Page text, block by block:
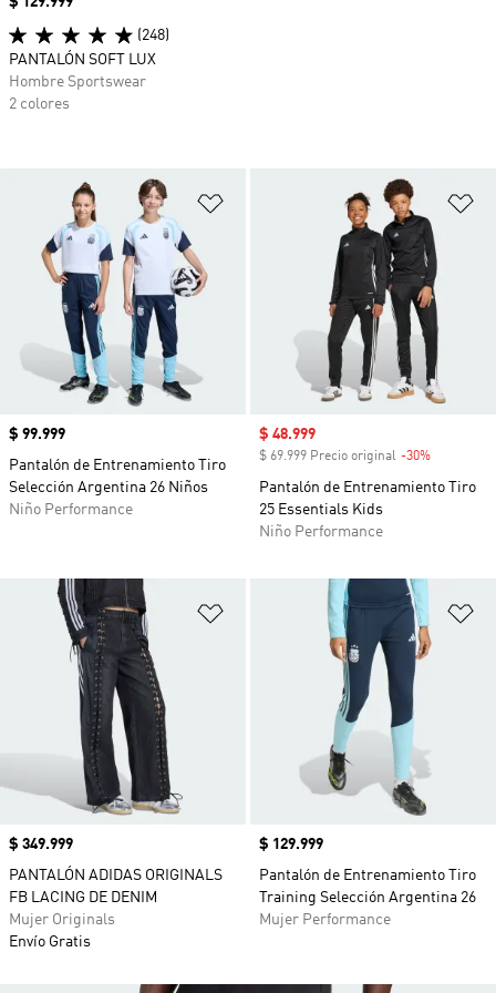
Añadir a la lista de deseos
Precio
$ 99.999
Pantalón de Entrenamiento Tiro
Selección Argentina 26 Niños
Niño Performance
Precio de venta
$ 48.999
$ 69.999 Precio original -30%
Pantalón de Entrenamiento Tiro
25 Essentials Kids
Niño Performance
Añadir a la lista de deseos
Precio
$ 349.999
PANTALÓN ADIDAS ORIGINALS
FB LACING DE DENIM
Mujer Originals
Envío Gratis
Precio
$ 129.999
Pantalón de Entrenamiento Tiro
Training Selección Argentina 26
Mujer Performance
(248)
PANTALÓN SOFT LUX
Hombre Sportswear
2 colores